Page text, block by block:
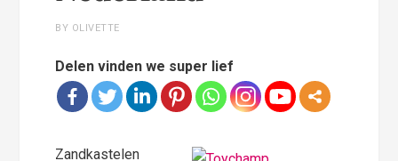
BY OLIVETTE
Delen vinden we super lief
Zandkastelen